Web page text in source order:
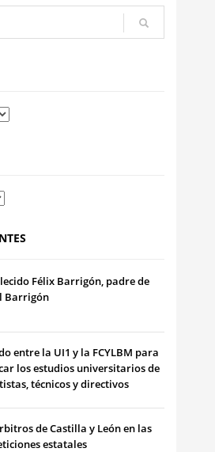
Félix Barrigón, padre de
Barrigón
entre la UI1 y la FCYLBM para
los estudios universitarios de
técnicos y directivos
de Castilla y León en las
estatales